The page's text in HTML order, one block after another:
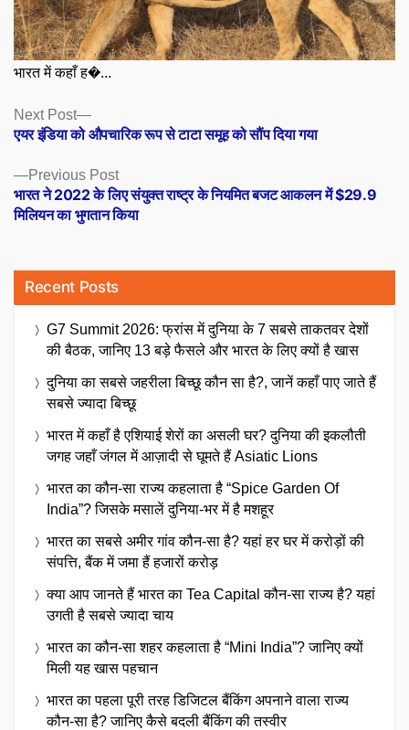
भारत में कहाँ ह�...
Posts
navigation
Previous PostPrevious
post:
भारत ने 2022 के लिए संयुक्त राष्ट्र के नियमित बजट आकलन में $29.9
मिलियन का भुगतान किया
Next Post
Next
post:
एयर इंडिया को औपचारिक रूप से टाटा समूह को सौंप दिया गया
Recent Posts
G7 Summit 2026: फ्रांस में दुनिया के 7 सबसे ताकतवर देशों
की बैठक, जानिए 13 बड़े फैसले और भारत के लिए क्यों है खास
दुनिया का सबसे जहरीला बिच्छू कौन सा है?, जानें कहाँ पाए जाते हैं
सबसे ज्यादा बिच्छू
भारत में कहाँ है एशियाई शेरों का असली घर? दुनिया की इकलौती
जगह जहाँ जंगल में आज़ादी से घूमते हैं Asiatic Lions
भारत का कौन-सा राज्य कहलाता है “Spice Garden Of
India”? जिसके मसालें दुनिया-भर में है मशहूर
भारत का सबसे अमीर गांव कौन-सा है? यहां हर घर में करोड़ों की
संपत्ति, बैंक में जमा हैं हजारों करोड़
क्या आप जानते हैं भारत का Tea Capital कौन-सा राज्य है? यहां
उगती है सबसे ज्यादा चाय
भारत का कौन-सा शहर कहलाता है “Mini India”? जानिए क्यों
मिली यह खास पहचान
भारत का पहला पूरी तरह डिजिटल बैंकिंग अपनाने वाला राज्य
कौन-सा है? जानिए कैसे बदली बैंकिंग की तस्वीर